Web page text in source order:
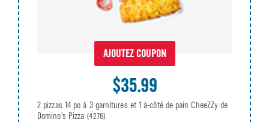
AJOUTEZ COUPON
$35.99
2 pizzas 14 po à 3 garnitures et 1 à-côté de pain CheeZZy de
Domino's Pizza (4276)